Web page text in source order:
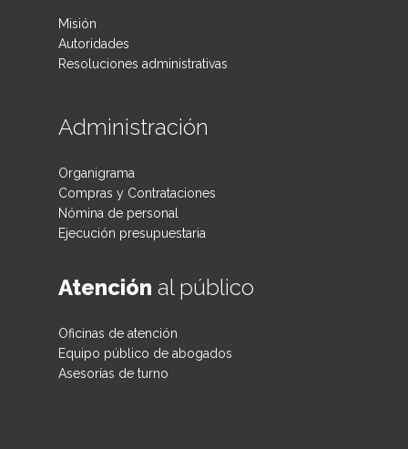
Misión
Autoridades
Resoluciones administrativas
Administración
Organigrama
Compras y Contrataciones
Nómina de personal
Ejecución presupuestaria
Atención al público
Oficinas de atención
Equipo público de abogados
Asesorías de turno